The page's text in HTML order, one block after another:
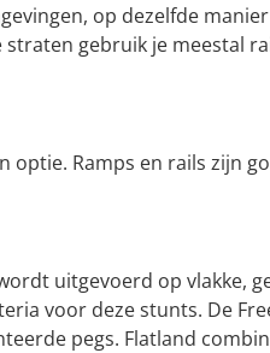
op dezelfde
gebruik je meestal
Ramps en rails zijn
uitgevoerd op vlakke,
voor deze stunts. De
pegs. Flatland